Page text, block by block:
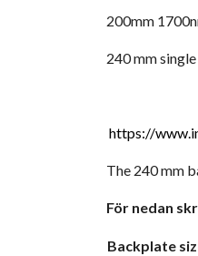
200mm
240 mm
https://
The 240 mm
För nedan
Backplate